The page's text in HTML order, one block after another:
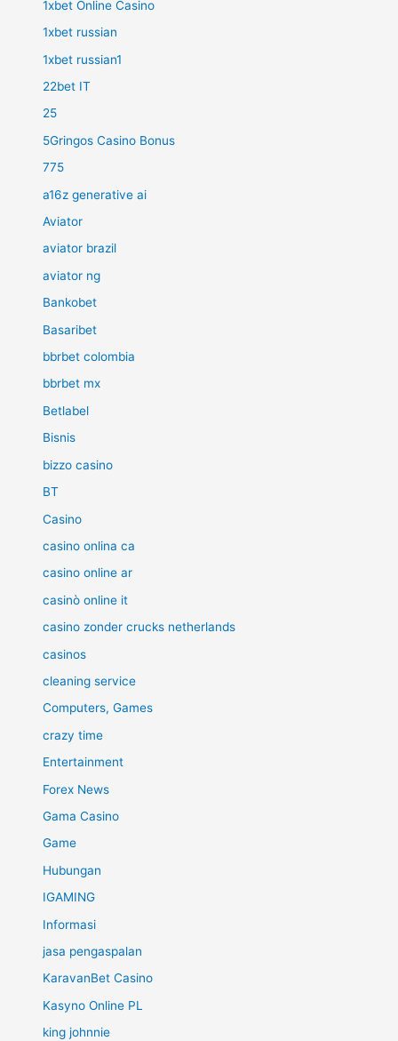
1xbet Online Casino
1xbet russian
1xbet russian1
22bet IT
25
5Gringos Casino Bonus
775
a16z generative ai
Aviator
aviator brazil
aviator ng
Bankobet
Basaribet
bbrbet colombia
bbrbet mx
Betlabel
Bisnis
bizzo casino
BT
Casino
casino onlina ca
casino online ar
casinò online it
casino zonder crucks netherlands
casinos
cleaning service
Computers, Games
crazy time
Entertainment
Forex News
Gama Casino
Game
Hubungan
IGAMING
Informasi
jasa pengaspalan
KaravanBet Casino
Kasyno Online PL
king johnnie